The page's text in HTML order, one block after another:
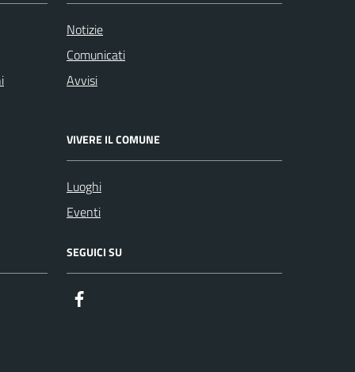
Notizie
Comunicati
Avvisi
VIVERE IL COMUNE
Luoghi
Eventi
SEGUICI SU